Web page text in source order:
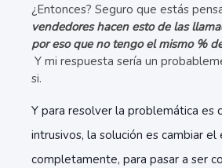
¿Entonces? Seguro que estás
vendedores hacen esto de las
por eso que no tengo el mismo %
Y mi respuesta sería un
si.
Y para resolver la problemática es
intrusivos, la solución es cambiar el
completamente, para pasar a ser